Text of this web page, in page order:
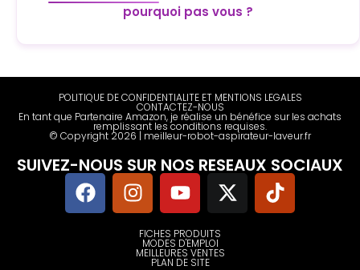
pourquoi pas vous ?
POLITIQUE DE CONFIDENTIALITE ET MENTIONS LEGALES
CONTACTEZ-NOUS
En tant que Partenaire Amazon, je réalise un bénéfice sur les achats
remplissant les conditions requises.
© Copyright 2026 | meilleur-robot-aspirateur-laveur.fr
SUIVEZ-NOUS SUR NOS RESEAUX SOCIAUX
FICHES PRODUITS
MODES D'EMPLOI
MEILLEURES VENTES
PLAN DE SITE